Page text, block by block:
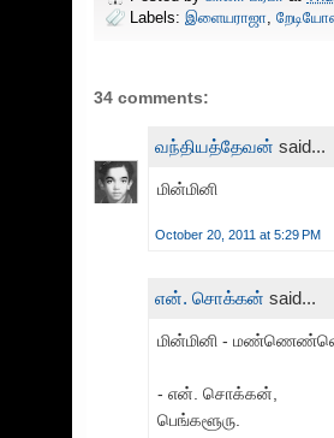
Labels: இளையராஜா
34 comments:
வந்தியத்தேவன் said...
மின்மினி
October 20, 2011 at 5:29 PM
என். சொக்கன் said...
மின்மினி -
- என். சொக்கன்,
பெங்களூரு.